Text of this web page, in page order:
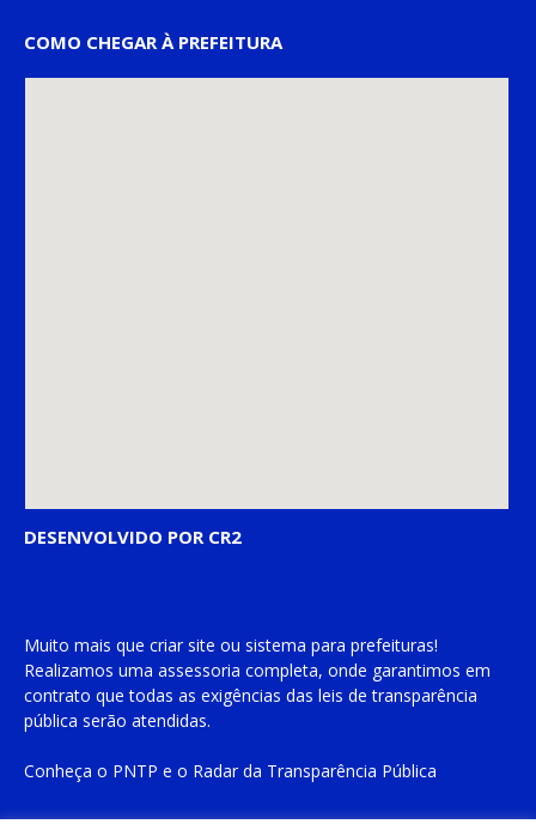
COMO CHEGAR À PREFEITURA
DESENVOLVIDO POR CR2
Muito mais que criar site ou sistema para prefeituras!
Realizamos uma assessoria completa, onde garantimos em
contrato que todas as exigências das leis de transparência
pública serão atendidas.
Conheça o PNTP e o Radar da Transparência Pública